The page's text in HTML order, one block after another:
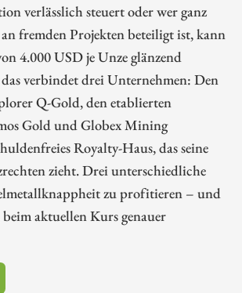
verlässlich steuert oder wer ganz
fremden Projekten beteiligt ist, kann
4.000 USD je Unze glänzend
verbindet drei Unternehmen: Den
Q-Gold, den etablierten
Gold und Globex Mining
Royalty-Haus, das seine
zieht. Drei unterschiedliche
zu profitieren – und
aktuellen Kurs genauer